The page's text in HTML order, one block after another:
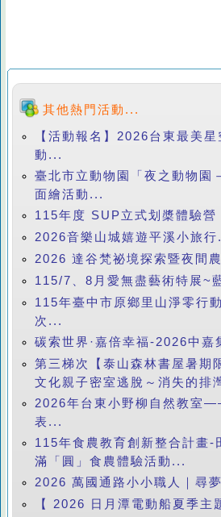
其他熱門活動...
【活動報名】2026台東最美
動...
臺北市立動物園「夜之動物園
面繪活動...
115年度 SUP立式划槳體驗
2026音樂山城嬉遊平溪小旅行
2026 達谷梵祕境探索暨夜間
115/7、8月愛無盡藝術特展~
115年臺中市原鄉里山淨零行
次...
碳索世界·嘉倍幸福-2026中嘉
第三梯次【泰山森林書屋暑期
文化親子密室逃脫～消失的排
2026年台東小野柳自然教室
表...
115年食農教育創新整合計畫-
滿「圓」食農體驗活動...
2026 萬國通路小小職人｜尋
【 2026 日月潭電動船夏季